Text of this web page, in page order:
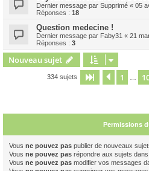
Dernier message par Supprimé « 05
Réponses : 18
Question medecine !
Dernier message par Faby31 « 21
Réponses : 3
Nouveau sujet
334 sujets Page 14 sur 14
1
Permissions
Vous ne pouvez pas publier de nouveaux
Vous ne pouvez pas répondre aux sujets
Vous ne pouvez pas modifier vos messages